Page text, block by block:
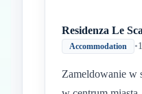
Residenza Le
Accommodation •
Zameldowanie w